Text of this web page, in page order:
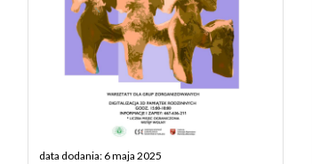
data dodania: 6 maja 2025